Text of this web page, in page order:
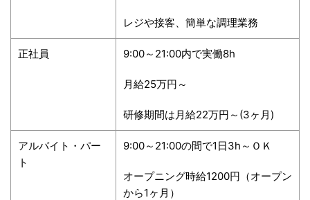
レジや接客、簡単な調理業務
正社員 9:00～ 21:00内で実働8h
月給25万円～
研修期間は月給22万円～ (3ヶ月 )
アルバイト・パー
ト
9:00～ 21:00の間で1 日3h ～ＯＫ
オープニング時給1200円（オープン
から1 ヶ月）